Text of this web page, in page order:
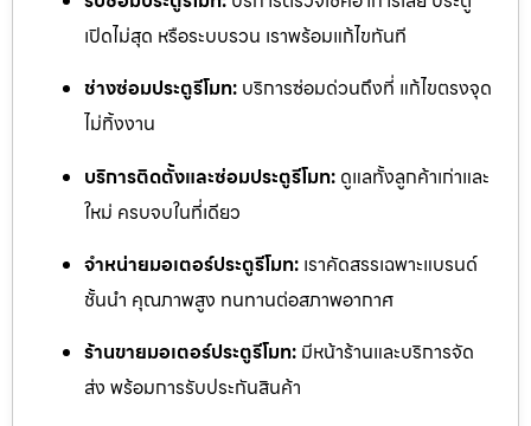
เปิดไม่สุด หรือระบบรวน เราพร้อมแก้ไขทันที
ช่างซ่อมประตูรีโมท: บริการซ่อมด่วนถึงที่ แก้ไขตรงจุด
ไม่ทิ้งงาน
บริการติดตั้งและซ่อมประตูรีโมท: ดูแลทั้งลูกค้าเก่าและ
ใหม่ ครบจบในที่เดียว
จำหน่ายมอเตอร์ประตูรีโมท: เราคัดสรรเฉพาะแบรนด์
ชั้นนำ คุณภาพสูง ทนทานต่อสภาพอากาศ
ร้านขายมอเตอร์ประตูรีโมท: มีหน้าร้านและบริการจัด
ส่ง พร้อมการรับประกันสินค้า